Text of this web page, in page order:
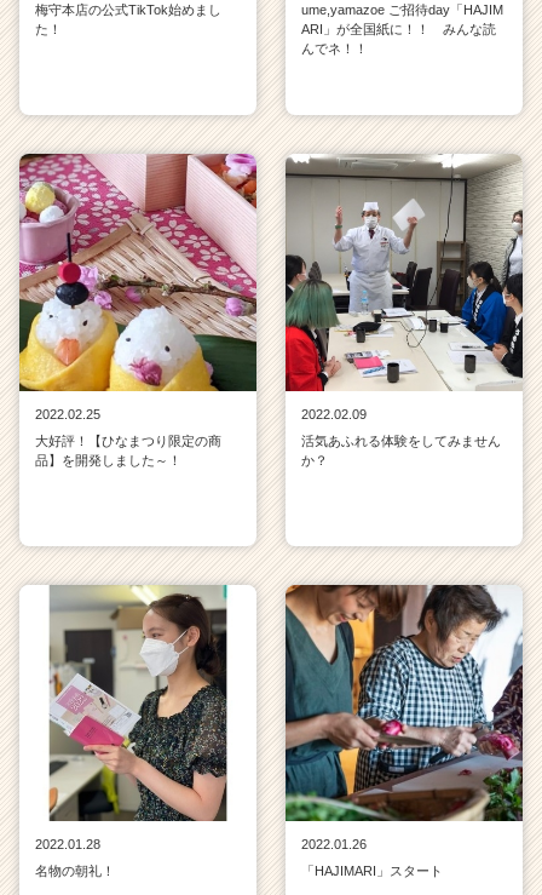
梅守本店の公式TikTok始めまし
た！
ume,yamazoe ご招待day「HAJIM
ARI」が全国紙に！！ みんな読
んでネ！！
2022.02.25
大好評！【ひなまつり限定の商
品】を開発しました～！
2022.02.09
活気あふれる体験をしてみません
か？
2022.01.28
名物の朝礼！
2022.01.26
「HAJIMARI」スタート